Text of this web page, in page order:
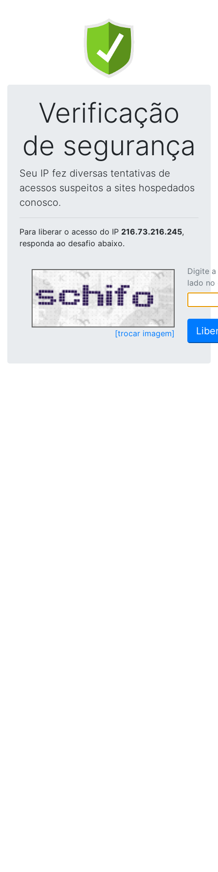
Verificação
de segurança
Seu IP fez diversas tentativas de
acessos suspeitos a sites hospedados
conosco.
Para liberar o acesso do IP 216.73.216.245,
responda ao desafio abaixo.
[trocar imagem]
Digite
lado no